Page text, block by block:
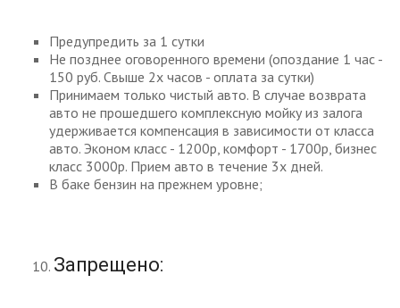
Предупредить за 1 сутки
Не позднее оговоренного времени (опоздание 1 час -
150 руб. Свыше 2х часов - оплата за сутки)
Принимаем только чистый авто. В случае возврата
авто не прошедшего комплексную мойку из залога
удерживается компенсация в зависимости от класса
авто. Эконом класс - 1200р, комфорт - 1700р, бизнес
класс 3000р. Прием авто в течение 3х дней.
В баке бензин на прежнем уровне;
Запрещено: